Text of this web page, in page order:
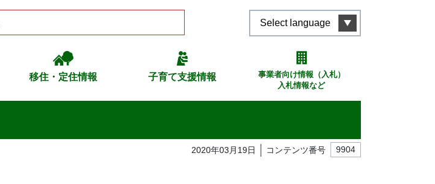
Select language
移住・定住情報 子育て支援情報
事業者向け情報（入札）
入札情報など
2020年03月19日 コンテンツ番号 9904